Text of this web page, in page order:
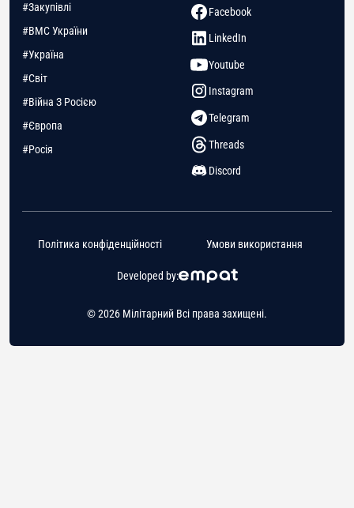
#Закупівлі
#ВМС України
#Україна
#Світ
#Війна З Росією
#Європа
#Росія
Facebook
LinkedIn
Youtube
Instagram
Telegram
Threads
Discord
© 2026 Мілітарний Всі права захищені.
Developed by:
Політика конфіденційності Умови використання